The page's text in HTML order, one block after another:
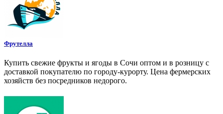
Фрутелла
Купить свежие фрукты и ягоды в Сочи оптом и в розницу с
доставкой покупателю по городу-курорту. Цена фермерских
хозяйств без посредников недорого.